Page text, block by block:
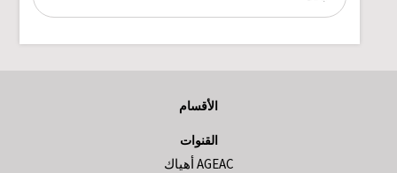
الأقسام
القنوات
AGEAC أهياك